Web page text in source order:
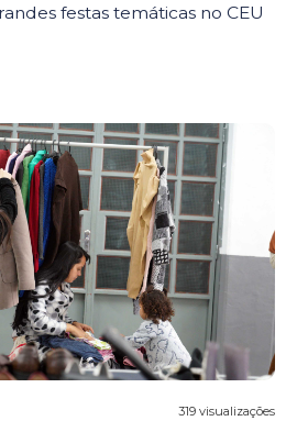
festas temáticas no CEU
319 visualizações